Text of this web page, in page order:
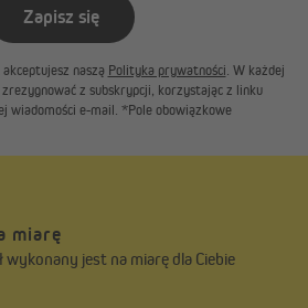
Zapisz się
naszą Polityka prywatności. W każdej
z subskrypcji, korzystając z linku
wiadomości e-mail. *Pole obowiązkowe
miarę
wykonany jest na miarę dla Ciebie